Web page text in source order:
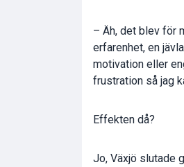
– Äh, det blev för
erfarenhet, en
motivation eller
frustration så jag
Effekten då?
Jo, Växjö slutade